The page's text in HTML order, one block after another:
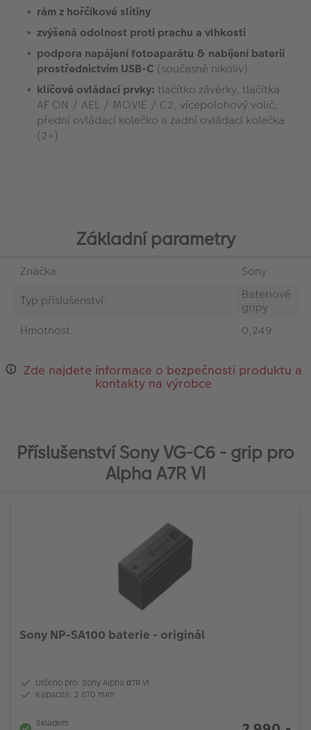
rám z hořčíkové slitiny
zvýšená odolnost proti prachu a vlhkosti
podpora napájení fotoaparátu & nabíjení baterií
prostřednictvím USB-C (současně nikoliv)
klíčové ovládací prvky: tlačítko závěrky, tlačítka
AF ON / AEL / MOVIE / C2, vícepolohový volič,
přední ovládací kolečko a zadní ovládací kolečka
(2×)
Základní parametry
Značka:
Sony
Typ příslušenství:
Bateriové
gripy
Hmotnost:
0,249
Zde najdete informace o bezpečnosti produktu a
kontakty na výrobce
Příslušenství Sony VG-C6 - grip pro
Alpha A7R VI
Sony NP-SA100 baterie - originál
Určeno pro: Sony Alpha α7R VI
Kapacita: 2 670 mAh
Skladem